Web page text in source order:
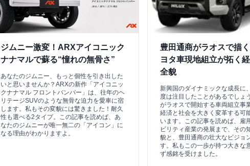
ジムニー激変！ARXアイコニック
ナナマルで蘇る“憧れの無骨さ”
あなたのジムニー、もっと個性を引き出した
いと思いませんか？ARXの新作「アイコニッ
クナナマル フロントバンパー」は、往年のヘ
リテージSUVのような無骨な迫力を愛車に宿
します。私もその変貌には驚きました！耐久
性も選べる2タイプ。この記事を読めば、あ
なたのジムニーが唯一無二の「アイコン」に
なる理由がわかりますよ。
豊田通商がラオスで描
ヨタ車現地組立が拓く
全貌
新興国のダイナミックな成長に
度は注目したことがあるでしょ
がラオスで開始する車両組立事
経済と社会を大きく変革する可
います。この記事を読めば、雇
ビリティ産業の発展まで、その
貌と、豊田通商の壮大なビジョ
す。私もこの一歩が持つ大きな
ず感銘を受けました。